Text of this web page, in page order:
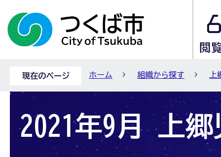
現在のページ ホーム 組織から探す
2021年9月 上